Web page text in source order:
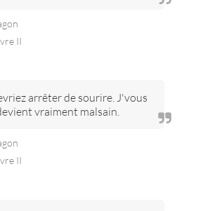
II
arrêter de sourire. J'vous
vraiment malsain.
II